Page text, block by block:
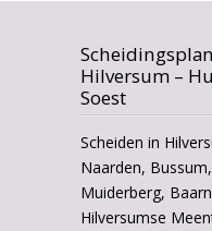
Hilversum –
Soest
Scheiden in
Naarden,
Muiderberg,
Hilversumse